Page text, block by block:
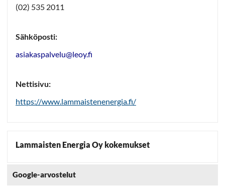
(02) 535 2011
Sähköposti:
asiakaspalvelu@leoy.fi
Nettisivu:
https://www.lammaistenenergia.fi/
Lammaisten Energia Oy kokemukset
Google-arvostelut